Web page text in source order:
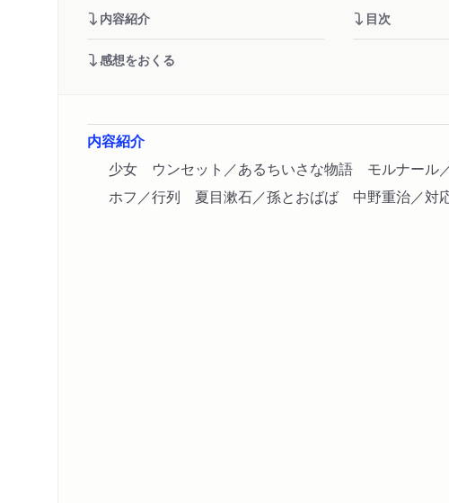
内容紹介 目次
感想をおくる
内容紹介
少女 ウンセット／あるちいさな物語 モルナール
ホフ／行列 夏目漱石／孫とおばば 中野重治／対